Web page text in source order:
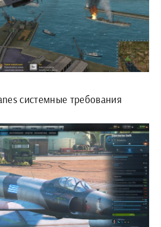
системные требования